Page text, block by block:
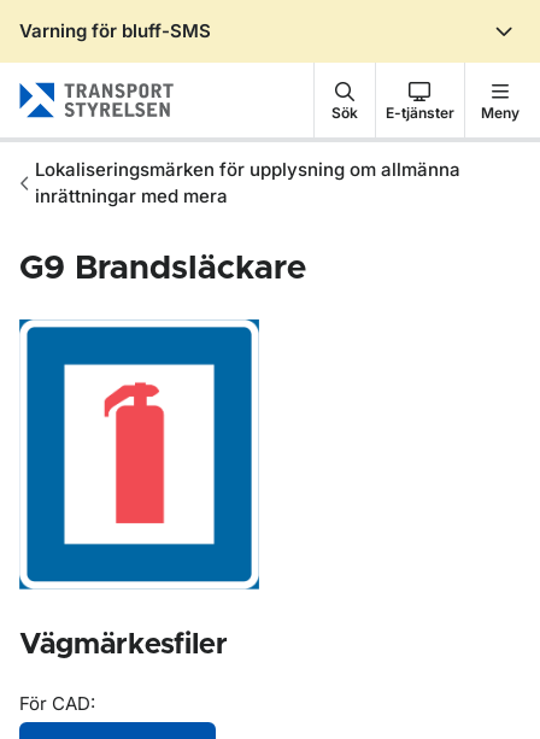
Varning för bluff-SMS
Sök E-tjänster Meny
Lokaliseringsmärken för upplysning om allmänna
inrättningar med mera
G9 Brandsläckare
Vägmärkesfiler
För CAD: